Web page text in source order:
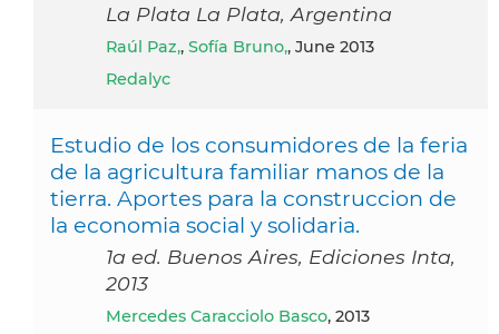
La Plata La Plata, Argentina
Raúl Paz,, Sofía Bruno,, June 2013
Redalyc
Estudio de los consumidores de la feria
de la agricultura familiar manos de la
tierra. Aportes para la construccion de
la economia social y solidaria.
1a ed. Buenos Aires, Ediciones Inta,
2013
Mercedes Caracciolo Basco, 2013